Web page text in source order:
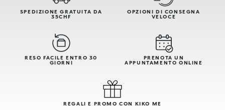
SPEDIZIONE GRATUITA DA
35CHF
OPZIONI DI CONSEGNA
VELOCE
RESO FACILE ENTRO 30
GIORNI
PRENOTA UN
APPUNTAMENTO ONLINE
REGALI E PROMO CON KIKO ME